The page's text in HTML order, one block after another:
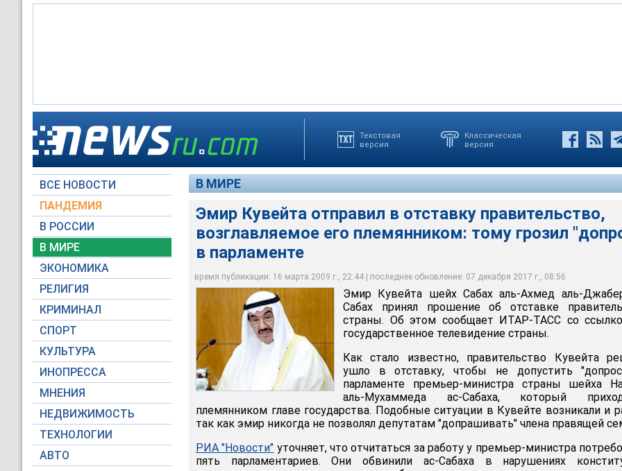
Текстовая
версия
Классическая
версия
ВСЕ НОВОСТИ
ПАНДЕМИЯ
В РОССИИ
В МИРЕ
ЭКОНОМИКА
РЕЛИГИЯ
КРИМИНАЛ
СПОРТ
КУЛЬТУРА
ИНОПРЕССА
МНЕНИЯ
НЕДВИЖИМОСТЬ
ТЕХНОЛОГИИ
АВТО
В МИРЕ
Эмир Кувейта отправил в отставку правительство,
возглавляемое его племянником: тому грозил
в парламенте
время публикации: 16 марта 2009 г., 22:44 | последнее обновление: 07 декабря 2017 г., 08:56
Эмир Кувейта шейх Сабах аль-Ахмед аль-Джабер ас-Сабах принял прошение об
отставке правительства страны. Об этом сообщает ИТАР-ТАСС со ссылкой на
государственное телевидение страны
Reuters
Эмир Кувейта шейх Сабах аль-Ахмед аль-
Сабах принял прошение об отставке
страны. Об этом сообщает ИТАР-ТАСС со
государственное телевидение страны.
Как стало известно, правительство Кувейта
ушло в отставку, чтобы не допустить
парламенте премьер-министра страны шейха
аль-Мухаммеда ас-Сабаха, который
племянником главе государства. Подобные ситуации в Кувейте возникали и
так как эмир никогда не позволял депутатам "допрашивать" члена правящей
РИА "Новости" уточняет, что отчитаться за работу у премьер-министра
пять парламентариев. Они обвинили ас-Сабаха в нарушениях